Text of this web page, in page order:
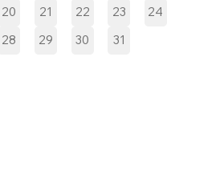
20 21 22 23
24
28 29 30 31